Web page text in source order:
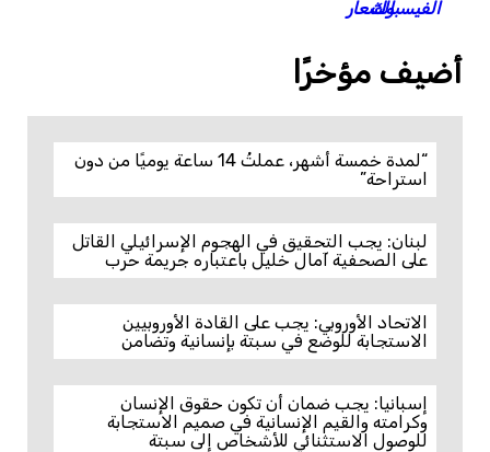
أضيف مؤخرًا
“لمدة خمسة أشهر، عملتُ 14 ساعة يوميًا من دون
استراحة”
لبنان: يجب التحقيق في الهجوم الإسرائيلي القاتل
على الصحفية آمال خليل باعتباره جريمة حرب
الاتحاد الأوروبي: يجب على القادة الأوروبيين
الاستجابة للوضع في سبتة بإنسانية وتضامن
إسبانيا: يجب ضمان أن تكون حقوق الإنسان
وكرامته والقيم الإنسانية في صميم الاستجابة
للوصول الاستثنائي للأشخاص إلى سبتة